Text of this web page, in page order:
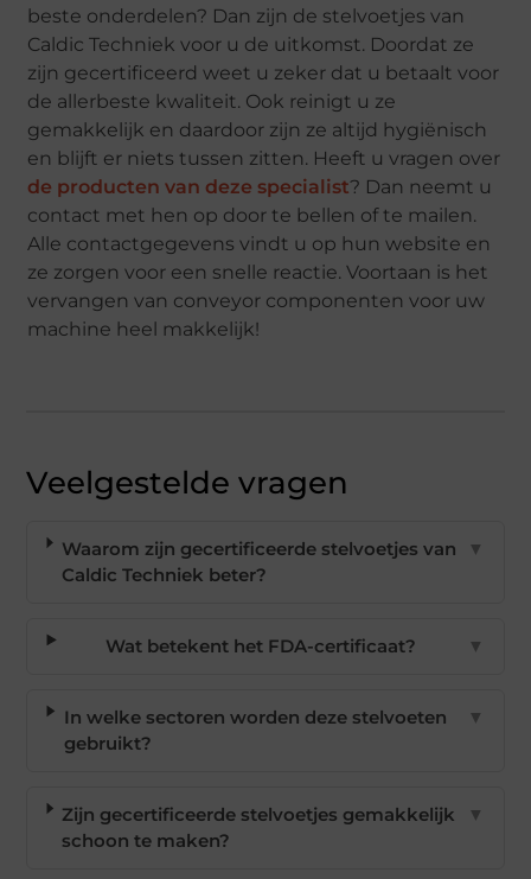
beste onderdelen? Dan zijn de stelvoetjes van
Caldic Techniek voor u de uitkomst. Doordat ze
zijn gecertificeerd weet u zeker dat u betaalt voor
de allerbeste kwaliteit. Ook reinigt u ze
gemakkelijk en daardoor zijn ze altijd hygiënisch
en blijft er niets tussen zitten. Heeft u vragen over
de producten van deze specialist? Dan neemt u
contact met hen op door te bellen of te mailen.
Alle contactgegevens vindt u op hun website en
ze zorgen voor een snelle reactie. Voortaan is het
vervangen van conveyor componenten voor uw
machine heel makkelijk!
Veelgestelde vragen
Waarom zijn gecertificeerde stelvoetjes van
Caldic Techniek beter?
▼
Wat betekent het FDA-certificaat? ▼
In welke sectoren worden deze stelvoeten
gebruikt?
▼
Zijn gecertificeerde stelvoetjes gemakkelijk
schoon te maken?
▼